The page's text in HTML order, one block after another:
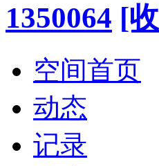
1350064 [
空间首页
动态
记录